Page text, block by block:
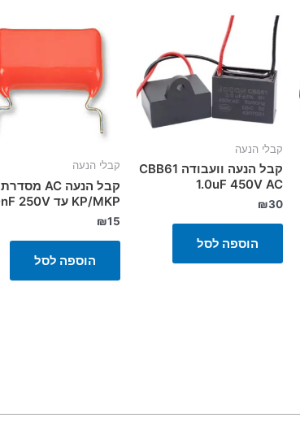
קבלי הנעה
קבל הנעה וועבודה CBB61
1.0uF 450V AC
₪30
הוספה לסל
קבלי הנעה
קבל הנעה AC מסדרת
KP/MKP עד 150nF 250V
₪15
הוספה לסל